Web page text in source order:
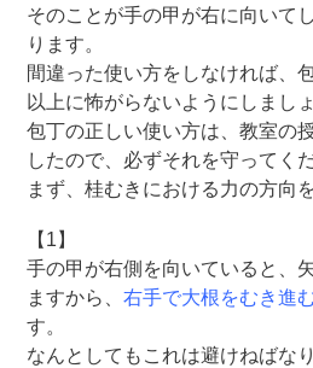
そのことが手の甲が右に向いて
ります。
間違った使い方をしなければ、
以上に怖がらないようにしましょ
包丁の正しい使い方は、教室の
したので、必ずそれを守ってく
まず、桂むきにおける力の方向
【1】
手の甲が右側を向いていると、
ますから、右手で大根をむき進
す。
なんとしてもこれは避けねばな